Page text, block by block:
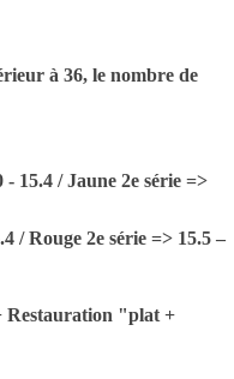
à 36, le nombre de
15.4 / Jaune 2e série =>
/ Rouge 2e série => 15.5 –
Restauration "plat +